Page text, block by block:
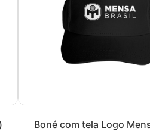
Boné com tela Logo